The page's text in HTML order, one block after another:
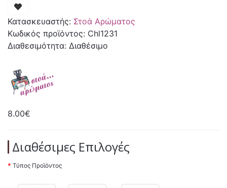
Κατασκευαστής: Στοά Αρώματος
Κωδικός προϊόντος: Chl1231
Διαθεσιμότητα: Διαθέσιμο
8.00€
Διαθέσιμες Επιλογές
Τύπος Προϊόντος